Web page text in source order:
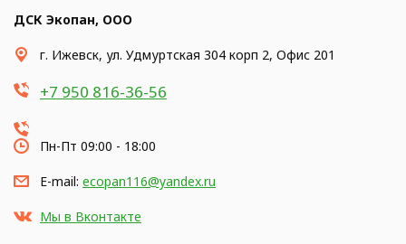
ДСК Экопан, ООО
г. Ижевск, ул. Удмуртская 304 корп 2, Офис 201
+7 950 816-36-56
Пн-Пт 09:00 - 18:00
E-mail: ecopan116@yandex.ru
Мы в Вконтакте